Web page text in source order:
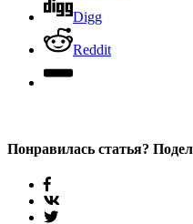
Digg
Reddit
Понравилась статья?